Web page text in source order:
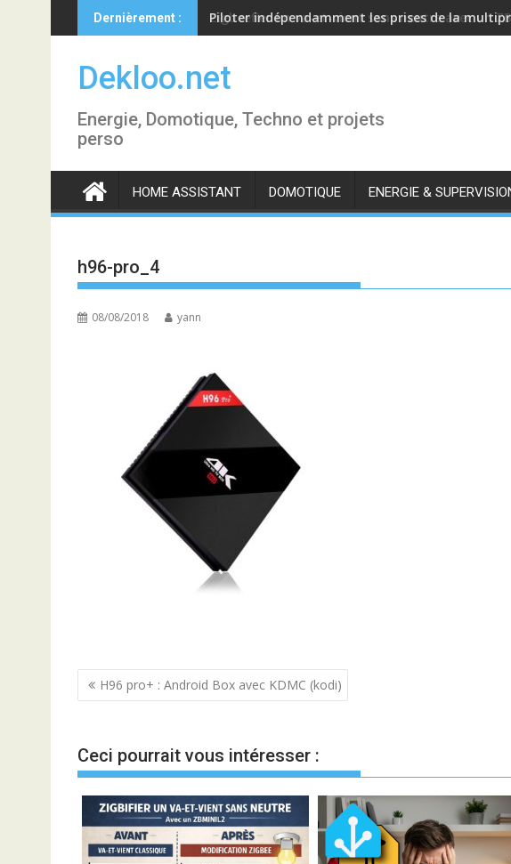
to
content
Dernièrement : Piloter indépendamment les prises de la
Dekloo.net
Energie, Domotique, Techno et projets
perso
HOME ASSISTANT DOMOTIQUE ENERGIE &
h96-pro_4
08/08/2018 yann
Navigation
l’article
H96 pro+ : Android Box avec KDMC (kodi)
Ceci pourrait vous intéresser :